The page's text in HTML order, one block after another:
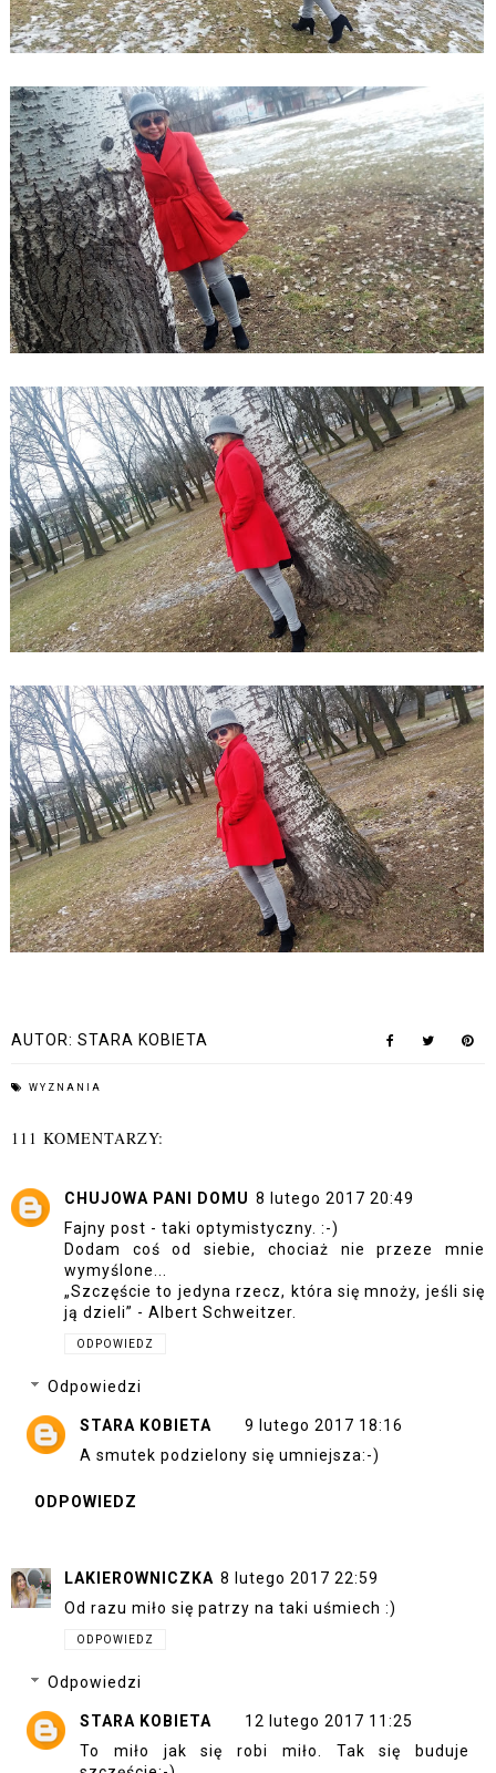
AUTOR: STARA KOBIETA
WYZNANIA
111 KOMENTARZY:
CHUJOWA PANI DOMU 8 lutego 2017 20:49
Fajny post - taki optymistyczny. :-)
Dodam coś od siebie, chociaż nie przeze mnie
wymyślone...
„Szczęście to jedyna rzecz, która się mnoży, jeśli się
ją dzieli” - Albert Schweitzer.
ODPOWIEDZ
Odpowiedzi
STARA KOBIETA
9 lutego 2017 18:16
A smutek podzielony się umniejsza:-)
ODPOWIEDZ
LAKIEROWNICZKA 8 lutego 2017 22:59
Od razu miło się patrzy na taki uśmiech :)
ODPOWIEDZ
Odpowiedzi
STARA KOBIETA
12 lutego 2017 11:25
To miło jak się robi miło. Tak się buduje